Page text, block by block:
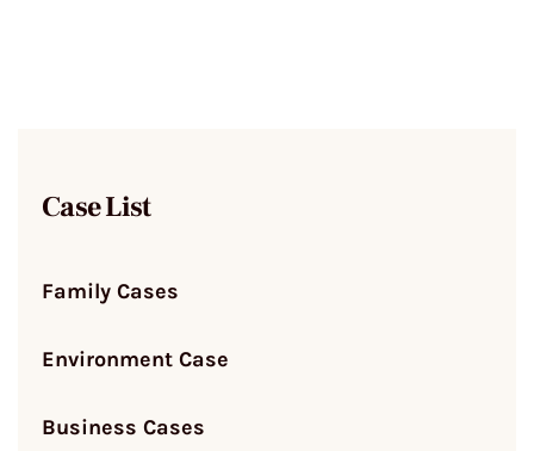
Case List
Family Cases
Environment Case
Business Cases